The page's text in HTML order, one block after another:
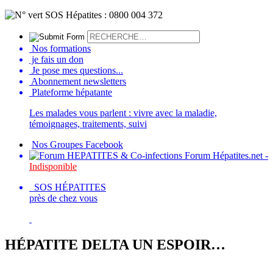
Nos formations
je fais un don
Je pose mes questions...
Abonnement newsletters
Plateforme hépatante
Les malades vous parlent : vivre avec la maladie,
témoignages, traitements, suivi
Nos Groupes Facebook
Forum Hépatites.net -
Indisponible
SOS HÉPATITES
près de chez vous
HÉPATITE DELTA UN ESPOIR…